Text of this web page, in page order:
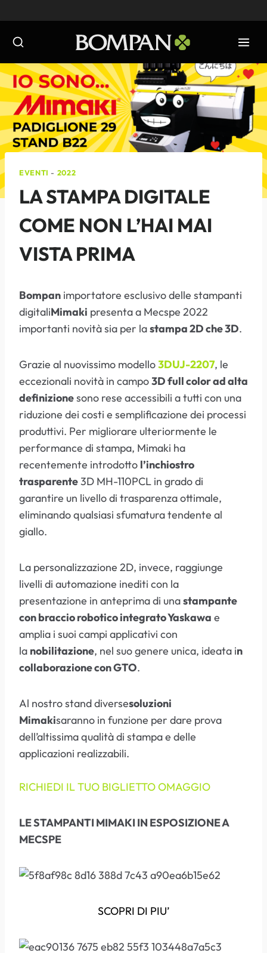
al
contenuto
EVENTI - 2022
LA STAMPA DIGITALE
COME NON L’HAI MAI
VISTA PRIMA
Bompan importatore esclusivo delle stampanti
digitaliMimaki presenta a Mecspe 2022
importanti novità sia per lastampa 2D che 3D.
Grazie al nuovissimo modello3DUJ-2207, le
eccezionali novità in campo3D full color ad alta
definizionesono rese accessibili a tutti con una
riduzione dei costi e semplificazione dei processi
produttivi. Per migliorare ulteriormente le
performance di stampa, Mimaki ha
recentemente introdotto l’inchiostro
trasparente3D MH-110PCL in grado di
garantire un livello di trasparenza ottimale,
eliminando qualsiasi sfumatura tendente al
giallo.
La personalizzazione 2D, invece, raggiunge
livelli di automazione inediti con la
presentazione in anteprima di unastampante
con braccio robotico integrato Yaskawa e
amplia i suoi campi applicativi con
la nobilitazione, nel suo genere unica, ideata in
collaborazione con GTO.
Al nostro stand diversesoluzioni
Mimakisaranno in funzione per dare prova
dell’altissima qualità di stampa e delle
applicazioni realizzabili.
RICHIEDI IL TUO BIGLIETTO OMAGGIO
LE STAMPANTI MIMAKI IN ESPOSIZIONE A
MECSPE
SCOPRI DI PIU’